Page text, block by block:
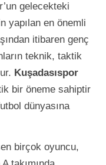
gelecekteki
yapılan en önemli
itibaren genç
teknik, taktik
Kuşadasıspor
bir öneme sahiptir
dünyasına
birçok oyuncu,